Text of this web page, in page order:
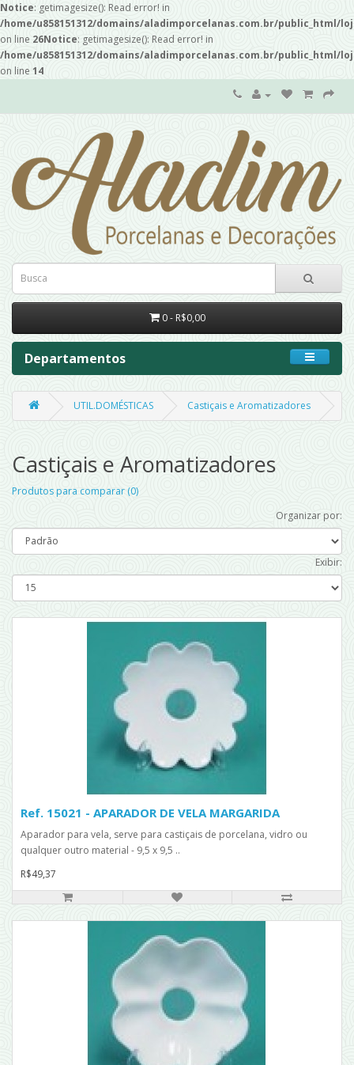
Notice: getimagesize(): Read error! in
/home/u858151312/domains/aladimporcelanas.com.br/public_html/
on line 26Notice: getimagesize(): Read error! in
/home/u858151312/domains/aladimporcelanas.com.br/public_html/
on line 14
0 - R$0,00
Departamentos
UTIL.DOMÉSTICAS Castiçais e Aromatizadores
Castiçais e Aromatizadores
Produtos para comparar (0)
Organizar por:
Exibir:
Ref. 15021 - APARADOR DE VELA MARGARIDA
Aparador para vela, serve para castiçais de porcelana, vidro ou
qualquer outro material - 9,5 x 9,5 ..
R$49,37